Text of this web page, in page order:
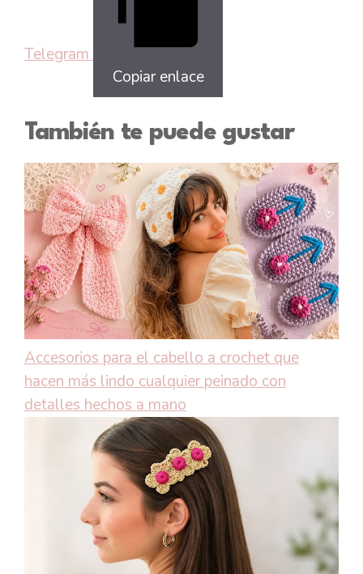
Telegram
Copiar enlace
También te puede gustar
Accesorios para el cabello a crochet que
hacen más lindo cualquier peinado con
detalles hechos a mano